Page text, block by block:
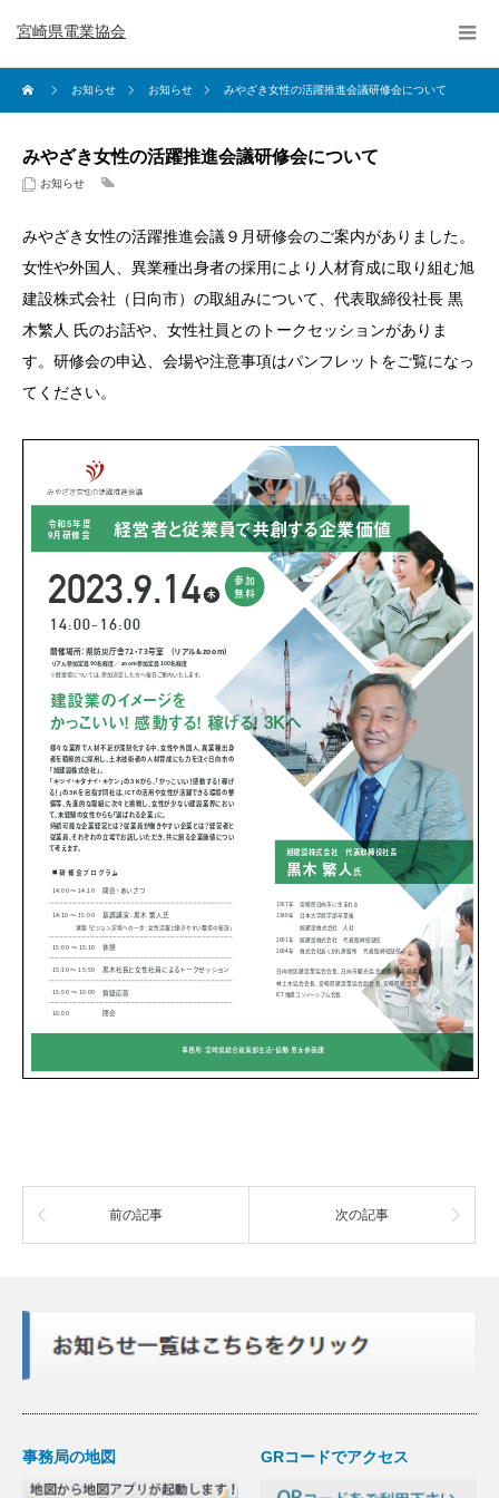
宮崎県電業協会
お知らせ お知らせ みやざき女性の活躍推進会議研修会について
みやざき女性の活躍推進会議研修会について
お知らせ
みやざき女性の活躍推進会議９月研修会のご案内がありました。
女性や外国人、異業種出身者の採用により人材育成に取り組む旭
建設株式会社（日向市）の取組みについて、代表取締役社長 黒
木繁人 氏のお話や、女性社員とのトークセッションがありま
す。研修会の申込、会場や注意事項はパンフレットをご覧になっ
てください。
前の記事 次の記事
事務局の地図 GRコードでアクセス